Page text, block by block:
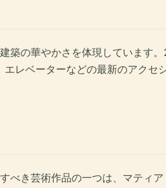
築の華やかさを体現しています
レベーターなどの最新のアクセ
べき芸術作品の一つは、マティア